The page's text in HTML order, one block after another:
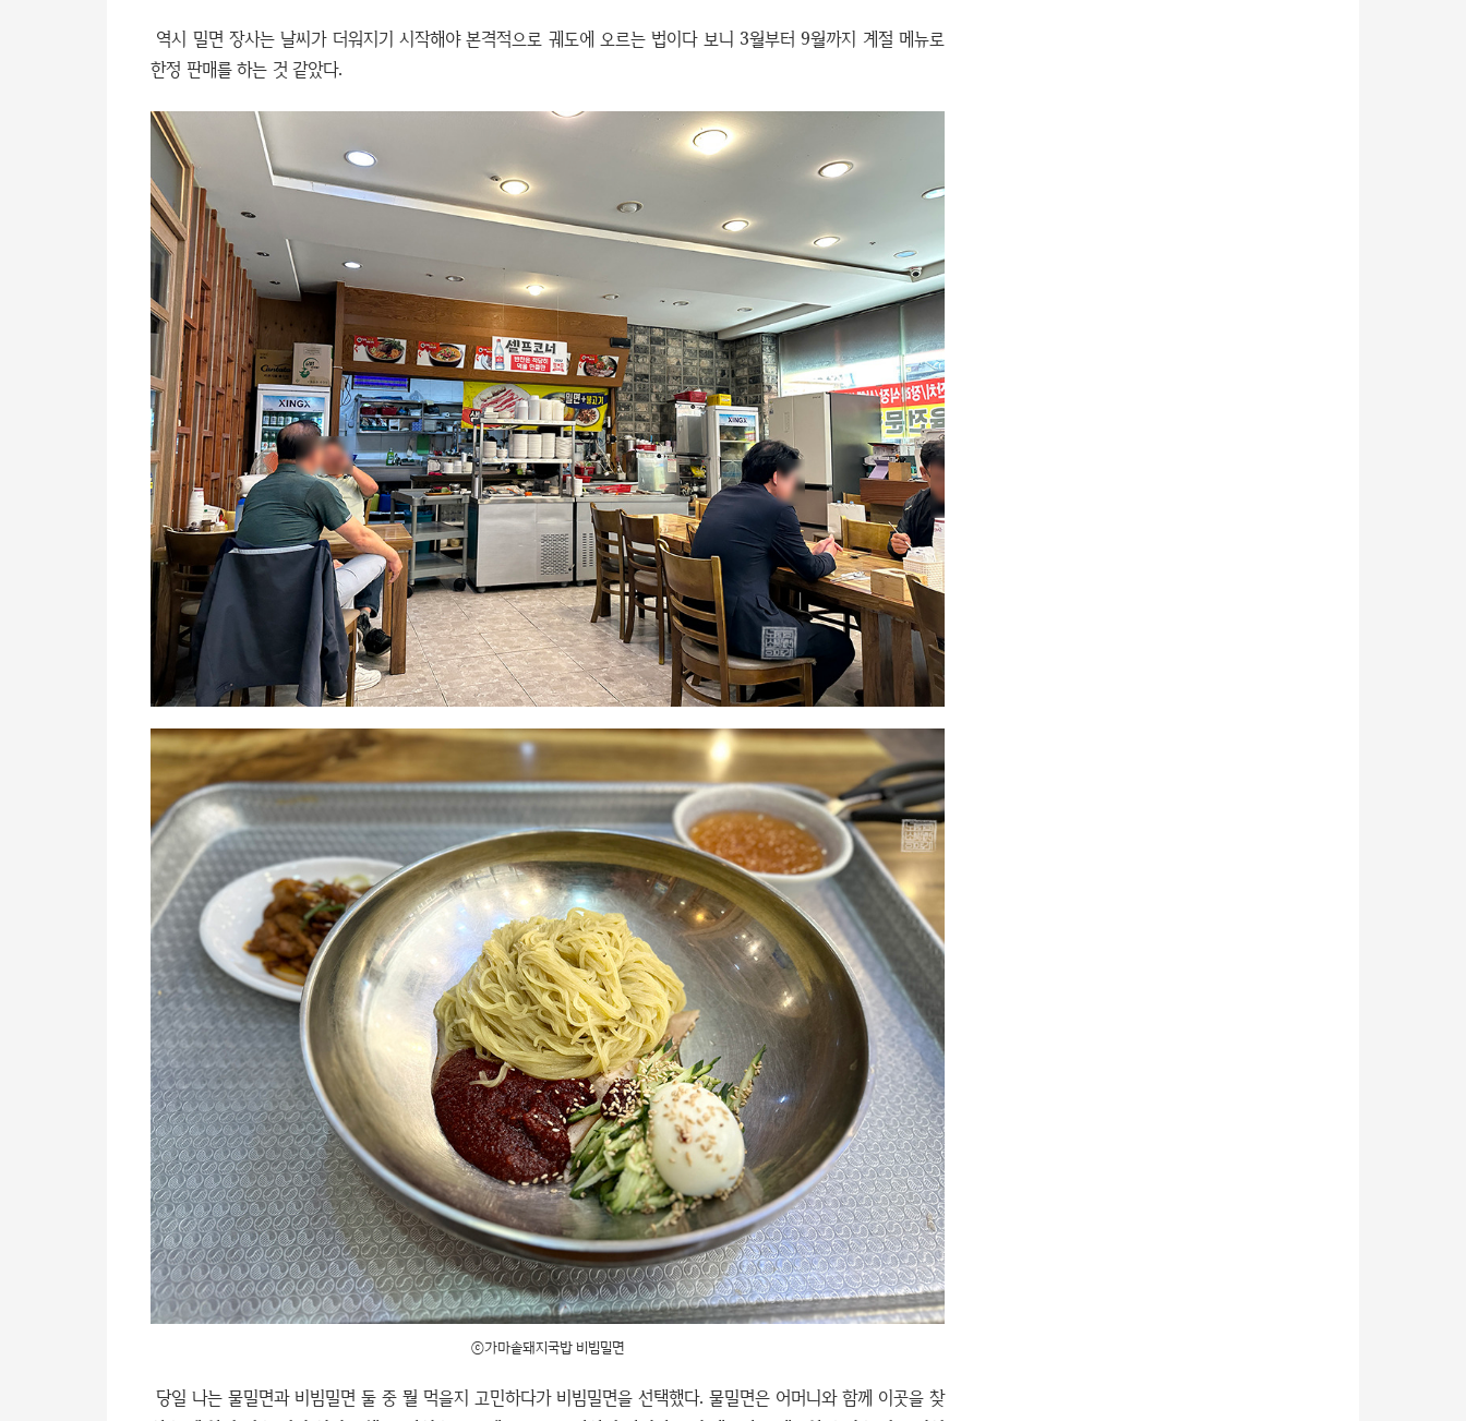
역시 밀면 장사는 날씨가 더워지기 시작해야 본격적으로 궤도에 오르는 법이다 보니 3월부터 9월까지 계절 메뉴로
한정 판매를 하는 것 같았다.
ⓒ가마솥돼지국밥 비빔밀면
당일 나는 물밀면과 비빔밀면 둘 중 뭘 먹을지 고민하다가 비빔밀면을 선택했다. 물밀면은 어머니와 함께 이곳을 찾